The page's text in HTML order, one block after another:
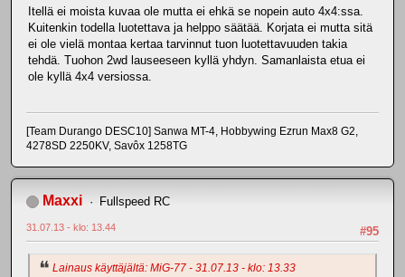
Itellä ei moista kuvaa ole mutta ei ehkä se nopein auto 4x4:ssa.
Kuitenkin todella luotettava ja helppo säätää. Korjata ei mutta sitä
ei ole vielä montaa kertaa tarvinnut tuon luotettavuuden takia
tehdä. Tuohon 2wd lauseeseen kyllä yhdyn. Samanlaista etua ei
ole kyllä 4x4 versiossa.
[Team Durango DESC10] Sanwa MT-4, Hobbywing Ezrun Max8 G2,
4278SD 2250KV, Savôx 1258TG
Maxxi Fullspeed RC
#95
31.07.13 - klo: 13.44
Lainaus käyttäjältä: MiG-77 - 31.07.13 - klo: 13.33